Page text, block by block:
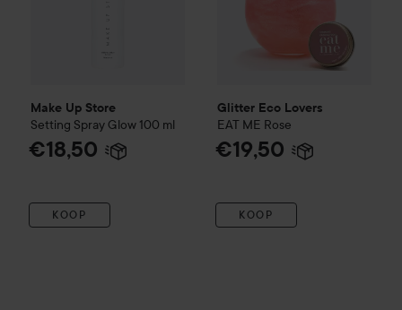
Make Up Store
Setting Spray Glow 100 ml
€18,50
KOOP
Glitter Eco Lovers
EAT ME Rose
€19,50
KOOP